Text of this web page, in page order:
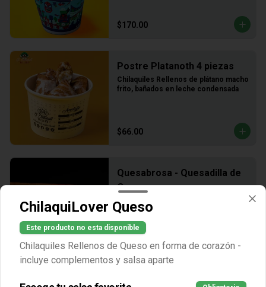
$170.00
Postre Platanoth 4 piezas
Chilaquiles Rellenos de plátano macho
frito, bañados en leche condensada
$66.00
Quesabrosa - Quesadilla de
Queso
Quesadilla rellena de queso
ChilaquiLover Queso
Este producto no esta disponible
Chilaquiles Rellenos de Queso en forma de corazón -
incluye complementos y salsa aparte